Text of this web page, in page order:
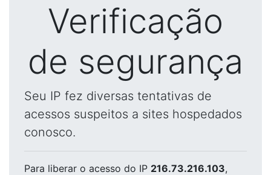
Verificação
de segurança
Seu IP fez diversas tentativas de
acessos suspeitos a sites hospedados
conosco.
Para liberar o acesso do IP 216.73.216.103,